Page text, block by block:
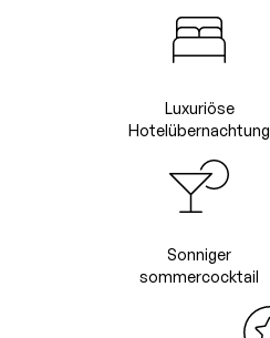
Luxuriöse
Hotelübernachtung
Sonniger
sommercocktail